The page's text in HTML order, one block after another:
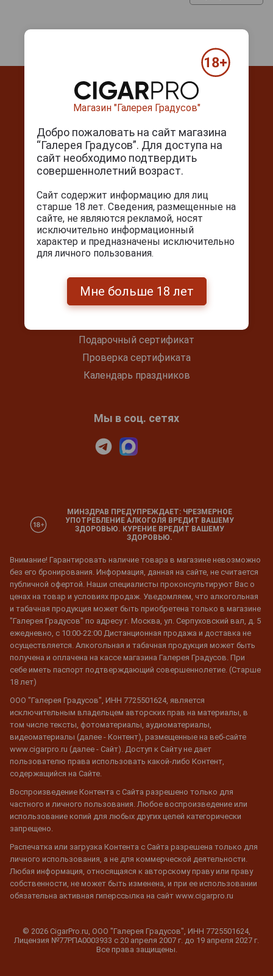
Контакты
г. Москва, Серпуховский вал, д. 5
+7(495) 644-59-95
info@cigarpro.ru
Контакты
Покупка и оплата
Подарочный сертификат
Проверка сертификата
Календарь праздников
Мы в соц. сетях
МИНЗДРАВ ПРЕДУПРЕЖДАЕТ: ЧРЕЗМЕРНОЕ
УПОТРЕБЛЕНИЕ АЛКОГОЛЯ ВРЕДИТ ВАШЕМУ
ЗДОРОВЬЮ. КУРЕНИЕ ВРЕДИТ ВАШЕМУ
ЗДОРОВЬЮ.
Внимание! Гарантировать наличие товара в магазине невозможно
без его бронирования. Информация, данная на сайте, не считается
публичной офертой. Наши специалисты проконсультируют Вас о
ценах на товар и условиях продаж. Уведомляем, что алкогольная
и табачная продукция может быть приобретена только в магазине
"Галерея Градусов" по адресу г. Москва, ул. Серпуховский вал, д. 5
ежедневно, с 10:00-22:00 Дистанционная продажа и доставка не
осуществляется. Алкогольная и табачная продукция может быть
получена и оплачена на кассе магазина Галерея Градусов. При
себе иметь паспорт подтверждающий совершеннолетие. (Старше
18 лет)
ООО "Галерея Градусов", ИНН 7725501624, является
исключительным владельцем авторских прав на материалы, в
том числе тексты, фотоматериалы, аудиоматериалы,
видеоматериалы (далее - Контент), размещенные на веб-сайте
www.cigarpro.ru (далее - Сайт). Доступ к Сайту не дает
пользователю права использовать какой-либо Контент,
содержащийся на Сайте.
Воспроизведение Контента с Сайта разрешено только для
частного и личного пользования. Любое воспроизведение или
использование копий для любых других целей категорически
запрещено.
Распечатка или загрузка Контента с Сайта разрешена только для
личного использования, а не для коммерческой деятельности.
Любая информация, относящаяся к авторскому праву или праву
собственности, не может быть изменена, и при ее использовании
обязательна активная гиперссылка на сайт www.cigarpro.ru
© 2026 CigarPro.ru, ООО "Галерея Градусов", ИНН 7725501624,
Лицензия №77РПА0003933 c 20 апреля 2007 г. до 19 апреля 2027 г.
Все права защищены.
Магазин "Галерея Градусов"
Добро пожаловать на сайт магазина
“Галерея Градусов”. Для доступа на
сайт необходимо подтвердить
совершеннолетний возраст.
Сайт содержит информацию для лиц
старше 18 лет. Сведения, размещенные на
сайте, не являются рекламой, носят
исключительно информационный
характер и предназначены исключительно
для личного пользования.
Мне больше 18 лет